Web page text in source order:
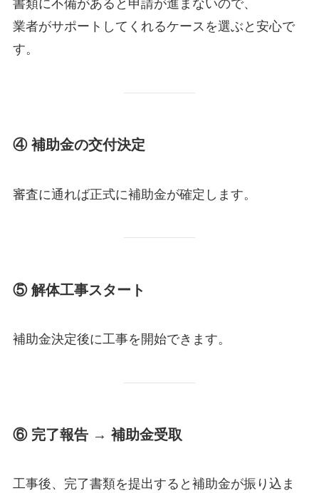
書類に不備があると申請が進まないので、
業者がサポートしてくれるケースを選ぶと安心で
す。
④ 補助金の交付決定
審査に通れば正式に補助金が確定します。
⑤ 解体工事スタート
補助金決定後に工事を開始できます。
⑥ 完了報告 → 補助金受取
工事後、完了書類を提出すると補助金が振り込ま